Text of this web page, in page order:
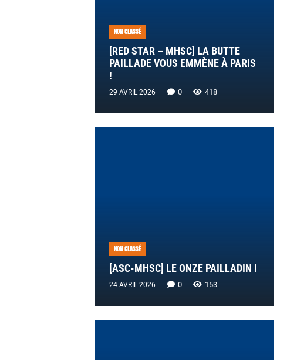
NON CLASSÉ
[RED STAR – MHSC] LA BUTTE
PAILLADE VOUS EMMÈNE À PARIS
!
29 AVRIL 2026 0 418
NON CLASSÉ
[ASC-MHSC] LE ONZE PAILLADIN !
24 AVRIL 2026 0 153